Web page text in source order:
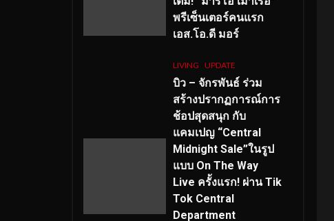
พรีเซ็นเตอร์คนแรก
เอส.โอ.ดี มอร์
LIVING UPDATE
บิว – จักรพันธ์ ร่วม
สร้างปรากฏการณ์การ
ช้อปสุดสนุก กับ
แคมเปญ “Central
Midnight Sale”ในรูป
แบบ On The Way
Live ครั้งแรก! ผ่าน Tik
Tok Central
Department